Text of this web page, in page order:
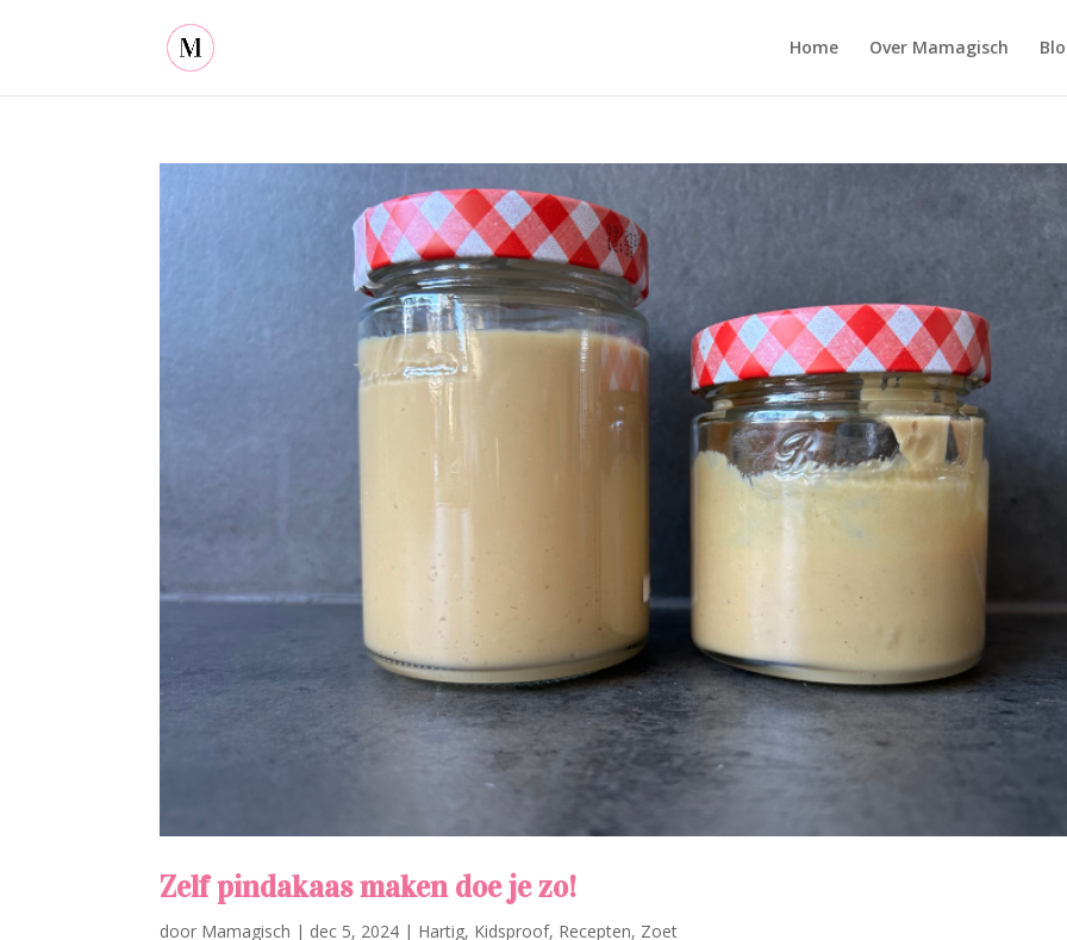
Home Over Mamagisch
Zelf pindakaas maken doe je zo!
door Mamagisch | dec 5, 2024 | Hartig, Kidsproof, Recepten, Zoet